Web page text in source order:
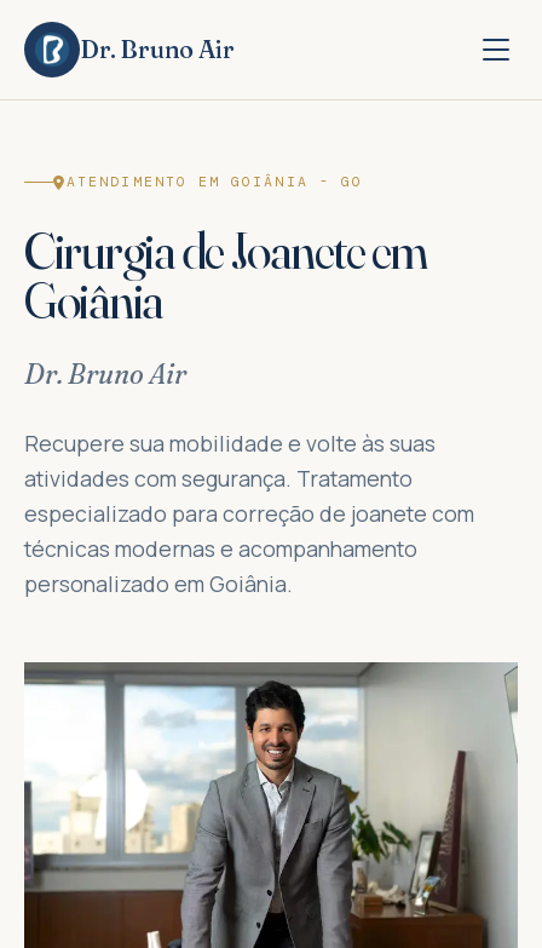
Dr. Bruno Air
ATENDIMENTO EM GOIÂNIA - GO
Cirurgia de Joanete em
Goiânia
Dr. Bruno Air
Recupere sua mobilidade e volte às suas
atividades com segurança. Tratamento
especializado para correção de joanete com
técnicas modernas e acompanhamento
personalizado em Goiânia.